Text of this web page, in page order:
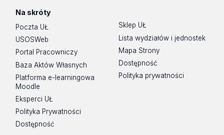
Na skróty
Poczta UŁ
USOSWeb
Portal Pracowniczy
Baza Aktów Własnych
Platforma e-learningowa
Moodle
Eksperci UŁ
Polityka Prywatności
Dostępność
Sklep UŁ
Lista wydziałów i jednostek
Mapa Strony
Dostępność
Polityka prywatności